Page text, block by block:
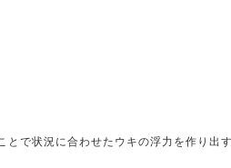
で状況に合わせたウキの浮力を作り出